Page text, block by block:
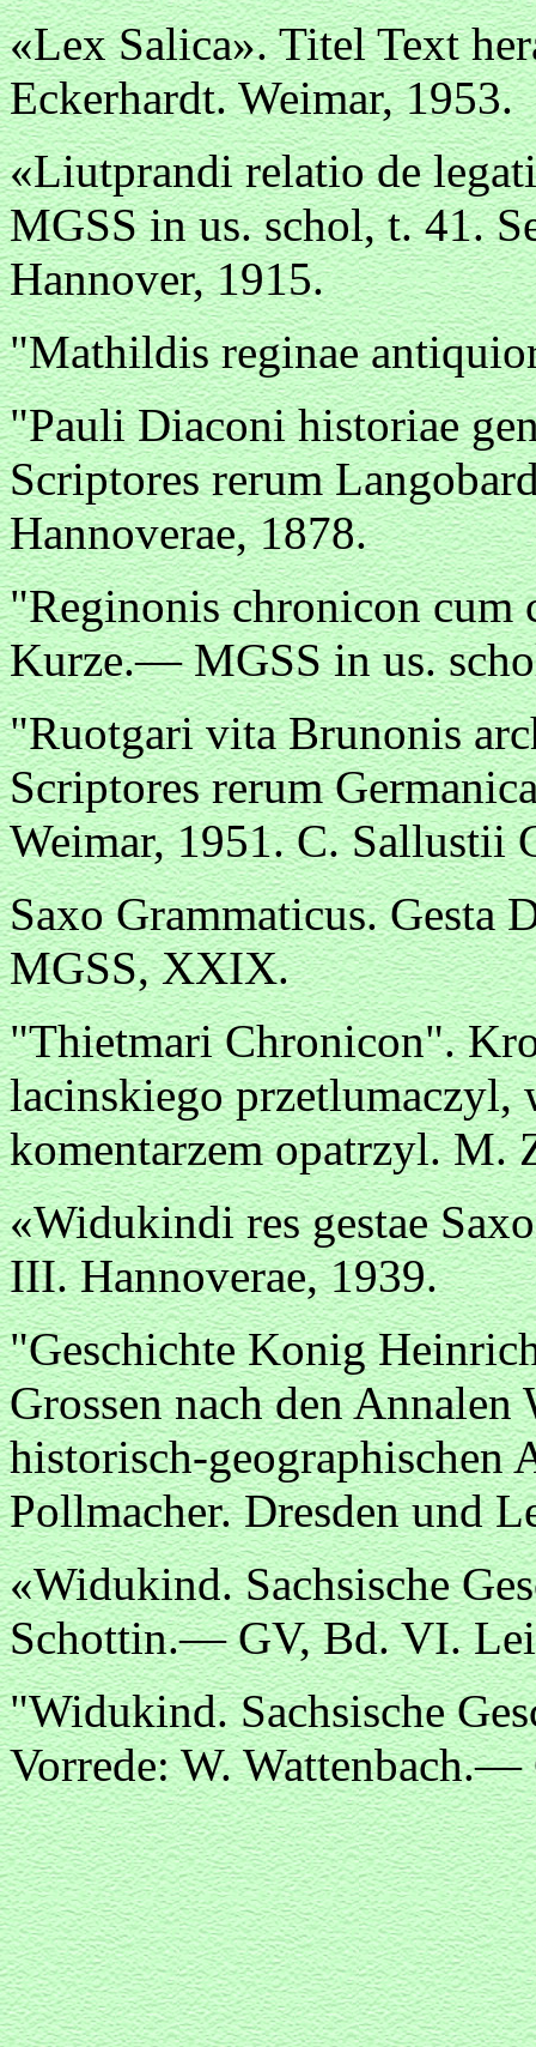
«Lex Salica». Titel Text
Eckerhardt. Weimar, 1953.
«Liutprandi relatio de
MGSS in us. schol, t. 41.
Hannover, 1915.
"Mathildis reginae
"Pauli Diaconi historiae
Scriptores rerum
Hannoverae, 1878.
"Reginonis chronicon cum
Kurze.— MGSS in us.
"Ruotgari vita Brunonis
Scriptores rerum
Weimar, 1951. C. Sallustii
Saxo Grammaticus.
MGSS, XXIX.
"Thietmari Chronicon".
lacinskiego przetlumaczyl,
komentarzem opatrzyl. M.
«Widukindi res gestae
III. Hannoverae, 1939.
"Geschichte Konig
Grossen nach den
historisch-geographischen
Pollmacher. Dresden und
«Widukind. Sachsische
Schottin.— GV, Bd. VI.
"Widukind. Sachsische
Vorrede: W.